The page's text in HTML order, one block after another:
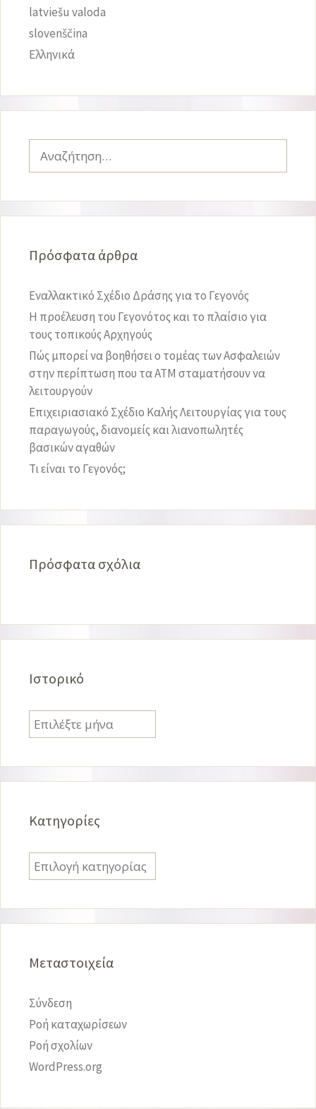
latviešu valoda
slovenščina
Ελληνικά
για:
Πρόσφατα άρθρα
Εναλλακτικό Σχέδιο Δράσης για το Γεγονός
Η προέλευση του Γεγονότος και το πλαίσιο για
τους τοπικούς Αρχηγούς
Πώς μπορεί να βοηθήσει ο τομέας των Ασφαλειών
στην περίπτωση που τα ATM σταματήσουν να
λειτουργούν
Επιχειριασιακό Σχέδιο Καλής Λειτουργίας για τους
παραγωγούς, διανομείς και λιανοπωλητές
βασικών αγαθών
Τι είναι το Γεγονός;
Πρόσφατα σχόλια
Ιστορικό
Ιστορικό
Kατηγορίες
Kατηγορίες
Μεταστοιχεία
Σύνδεση
Ροή καταχωρίσεων
Ροή σχολίων
WordPress.org